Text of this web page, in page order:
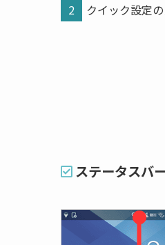
2 クイック設定
ステータスバ